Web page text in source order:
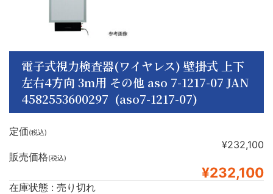
電子式視力検査器(ワイヤレス) 壁掛式 上下
左右4方向 3m用 その他 aso 7-1217-07 JAN
4582553600297 (aso7-1217-07)
定価(税込)
¥232,100
販売価格(税込)
¥232,100
在庫状態 : 売り切れ